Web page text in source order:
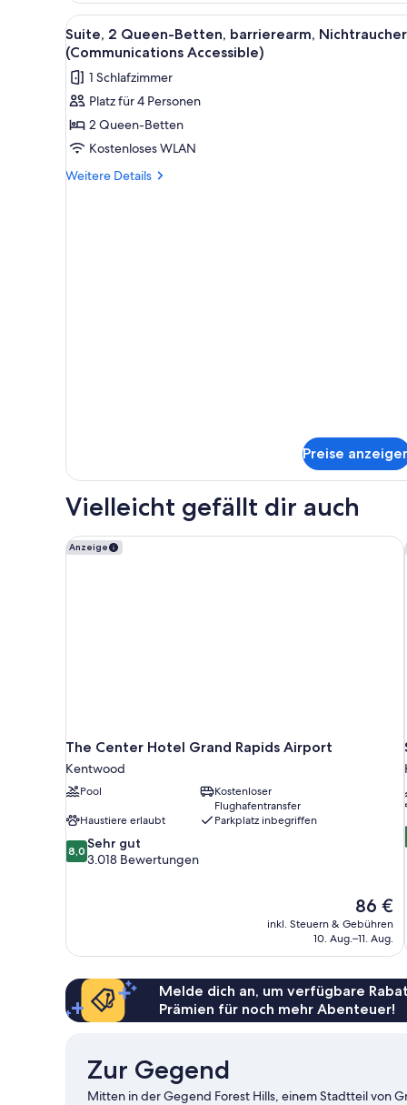
Alle
Fotos
für
Suite,
2 Queen-
Betten,
barrierearm,
Nichtraucher
Hochwertige Bettwaren,
1
Suite, 2 Queen-Betten, barrierearm, Nichtraucher
(Communications Accessible)
1 Schlafzimmer
Platz für 4 Personen
2 Queen-Betten
Kostenloses WLAN
Weitere Details
Weitere
Preise
Vielleicht gefällt dir auch
Anzeige
The Center Hotel Grand Rapids Airport
Kentwood
Pool
Kostenloser
Flughafentransfer
Haustiere erlaubt
Parkplatz inbegriffen
8.0
von
8,0 Sehr gut
3.018 Bewertungen
Der
Preis
beträgt
86 €
inkl. Steuern & Gebühren
10. Aug.–11. Aug.
The Center Hotel Grand Rapids Airport
Melde dich an, um verfügbare
Prämien für noch mehr Abenteuer!
Zur Gegend
Mitten in der Gegend Forest Hills, einem Stadtteil von